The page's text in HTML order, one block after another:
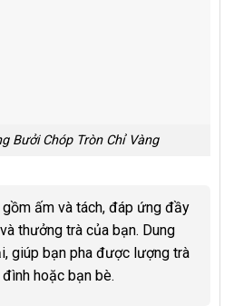
Bưởi Chóp Tròn Chỉ Vàng
ấm và tách, đáp ứng đầy
thưởng trà của bạn. Dung
giúp bạn pha được lượng trà
hoặc bạn bè.